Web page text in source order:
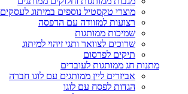
מוצרי טקסטיל נוספים במיתוג לעסקים
רצועות למזוודה עם הדפסה
שמיכות ממותגות
שרוכים לצוואר ותגי זיהוי למיתוג
תיקים לפרסום
מתנות חג ממותגות לעובדים
אביזרים ליין ממותגים עם לוגו חברה
הגדות לפסח עם לוגו